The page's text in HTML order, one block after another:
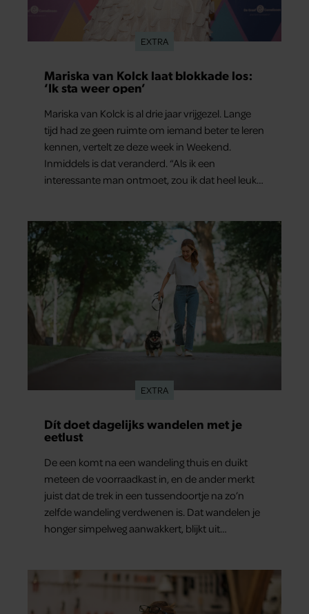
EXTRA
Mariska van Kolck laat blokkade los:
‘Ik sta weer open’
Mariska van Kolck is al drie jaar vrijgezel. Lange
tijd had ze geen ruimte om iemand beter te leren
kennen, vertelt ze deze week in Weekend.
Inmiddels is dat veranderd. “Als ik een
interessante man ontmoet, zou ik dat heel leuk
EXTRA
Dít doet dagelijks wandelen met je
eetlust
De een komt na een wandeling thuis en duikt
meteen de voorraadkast in, en de ander merkt
juist dat de trek in een tussendoortje na zo’n
zelfde wandeling verdwenen is. Dat wandelen je
honger simpelweg aanwakkert, blijkt uit